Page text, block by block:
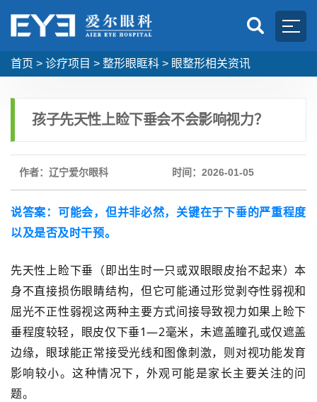
首页 > 诊疗项目 > 整形眼眶科 > 眼整形相关资讯
孩子先天性上睑下垂会不会影响视力？
作者：辽宁爱尔眼科 时间：2026-01-05
说答案：可能会，但并非必然， 关键在于下垂的严重程度
以及是否及时干预。
先天性上睑下垂（即出生时一只或双眼眼皮抬不起来）本
身不直接损伤眼睛结构，但它可能通过形觉剥夺性弱视和
屈光不正性弱视这两种主要方式间接导致视力如果上睑下
垂程度较轻，眼皮仅下垂1—2毫米，未遮盖瞳孔或仅遮盖
边缘，眼球能正常接受光线和图像刺激，则对视功能发育
影响较小。这种情况下，外观可能是家长主要关注的问
题。